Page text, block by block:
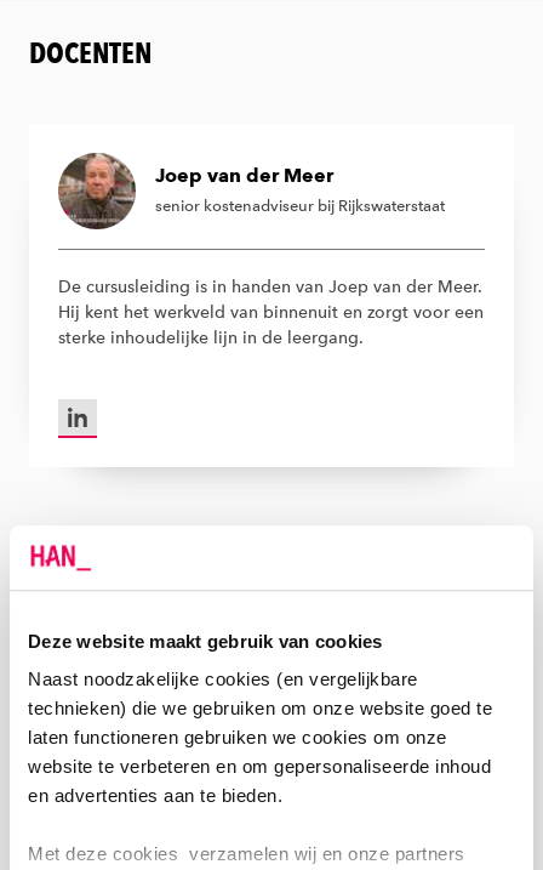
Deze website maakt gebruik van cookies
Naast noodzakelijke cookies (en vergelijkbare
technieken) die we gebruiken om onze website goed te
laten functioneren gebruiken we cookies om onze
website te verbeteren en om gepersonaliseerde inhoud
en advertenties aan te bieden.
Met deze cookies verzamelen wij en onze partners
DOCENTEN
Joep van der Meer
senior kostenadviseur bij Rijkswaterstaat
De cursusleiding is in handen van Joep van der Meer.
Hij kent het werkveld van binnenuit en zorgt voor een
sterke inhoudelijke lijn in de leergang.
LinkedIn van Joep van der Meer
Docententeam
Je krijgt les van experts die hun sporen hebben
verdiend in de infrastructuur. Denk aan professionals
van organisaties als Rijkswaterstaat, Arcadis,
Witteveen+Bos, Provincie Noord-Holland en Royal
HaskoningDHV.